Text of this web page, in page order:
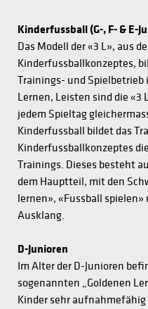
Kinderfussball (G-, F- & E-
Das Modell der «3 L», aus
Kinderfussballkonzeptes,
Trainings- und Spielbetrieb
Lernen, Leisten sind die «3
jedem Spieltag
Kinderfussball bildet das
Kinderfussballkonzeptes
Trainings. Dieses besteht
dem Hauptteil, mit den
lernen», «Fussball
Ausklang.
D-Junioren
Im Alter der D-Junioren
sogenannten „Goldenen
Kinder sehr